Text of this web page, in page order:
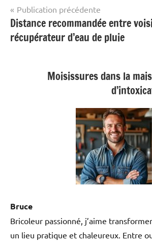
Navigation
de
l’article
Publication précédente
Distance recommandée entre
récupérateur d’eau de pluie
Moisissures dans la
Bruce
Bricoleur passionné, j’aime
un lieu pratique et chaleureux. Entre